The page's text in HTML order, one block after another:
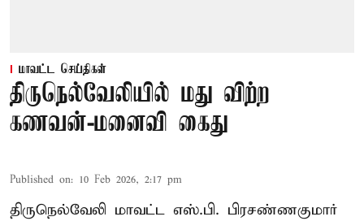
மாவட்ட செய்திகள்
திருநெல்வேலியில் மது விற்ற
கணவன்-மனைவி கைது
Published on: 10 Feb 2026, 2:17 pm
திருநெல்வேலி மாவட்ட எஸ்.பி. பிரசண்ணகுமார்